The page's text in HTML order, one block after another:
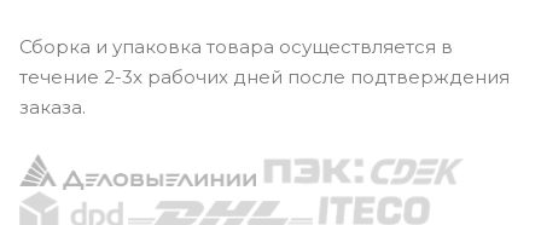
Сборка и упаковка товара осуществляется в
течение 2-3х рабочих дней после подтверждения
заказа.